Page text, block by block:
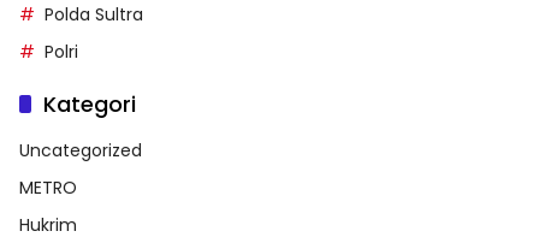
Polda Sultra
Polri
Kategori
Uncategorized
METRO
Hukrim